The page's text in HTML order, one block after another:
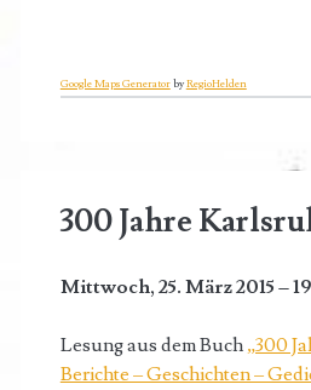
Google Maps GeneratorbyRegioHelden
300 Jahre
Mittwoch, 25. März 2015 –
Lesung aus dem Buch „300
Berichte – Geschichten –